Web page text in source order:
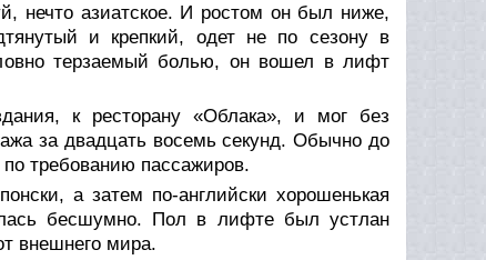
нечто азиатское. И ростом он был ниже,
и крепкий, одет не по сезону в
терзаемый болью, он вошел в лифт
к ресторану «Облака», и мог без
за двадцать восемь секунд. Обычно до
требованию пассажиров.
а затем по-английски хорошенькая
бесшумно. Пол в лифте был устлан
внешнего мира.